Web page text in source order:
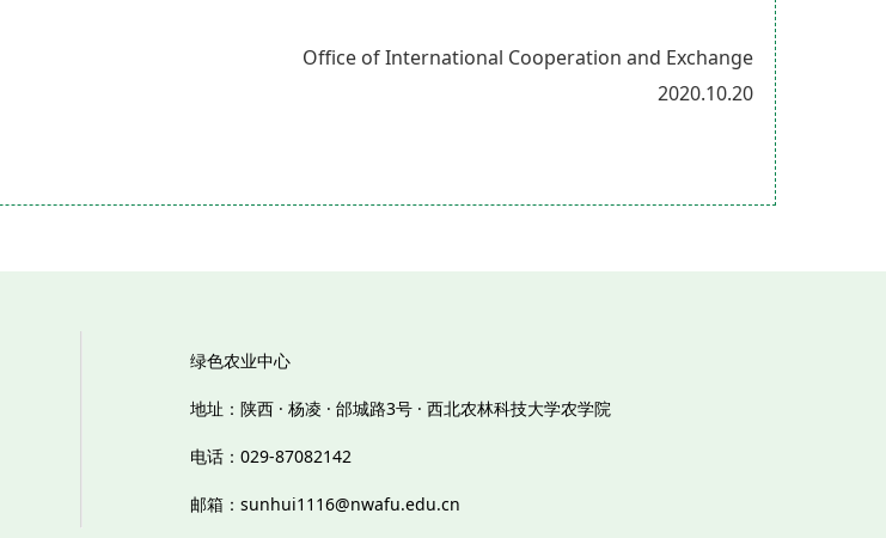
Office of International Cooperation and Exchange
2020.10.20
绿色农业中心
地址：陕西 · 杨凌 · 邰城路3号 · 西北农林科技大学农学院
电话：029-87082142
邮箱：sunhui1116@nwafu.edu.cn